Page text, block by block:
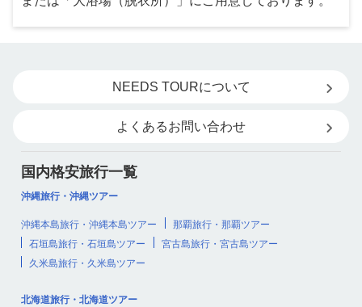
NEEDS TOURについて
よくあるお問い合わせ
国内格安旅行一覧
沖縄旅行・沖縄ツアー
沖縄本島旅行・沖縄本島ツアー
那覇旅行・那覇ツアー
石垣島旅行・石垣島ツアー
宮古島旅行・宮古島ツアー
久米島旅行・久米島ツアー
北海道旅行・北海道ツアー